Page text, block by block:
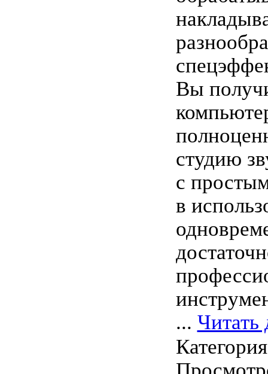
Вы
студию
с
в
... Читать